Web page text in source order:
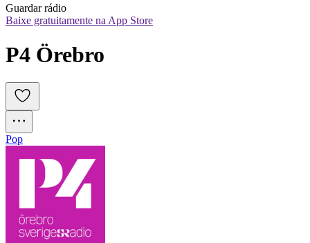
Guardar rádio
Baixe gratuitamente na App Store
P4 Örebro
Pop